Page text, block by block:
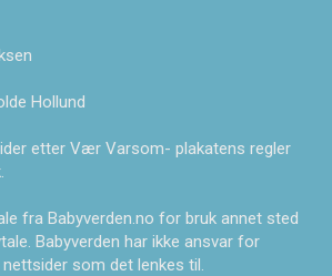
Hollund
etter Vær Varsom- plakatens regler
fra Babyverden.no for bruk annet sted
Babyverden har ikke ansvar for
som det lenkes til.